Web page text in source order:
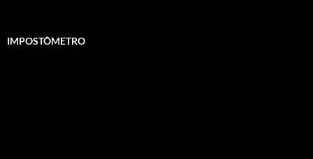
IMPOSTÔMETRO